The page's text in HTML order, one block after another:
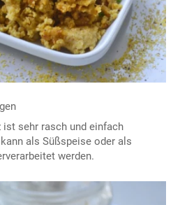
sehr rasch und einfach
als Süßspeise oder als
werden.